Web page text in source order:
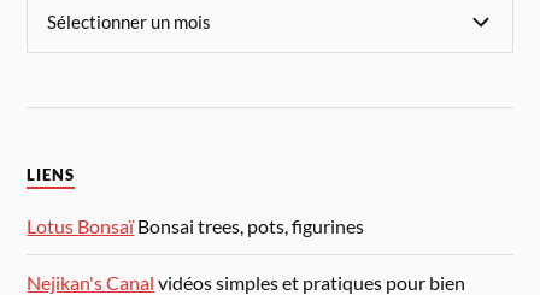
LIENS
Lotus BonsaïBonsai trees, pots, figurines
Nejikan's Canal vidéos simples et pratiques pour bien